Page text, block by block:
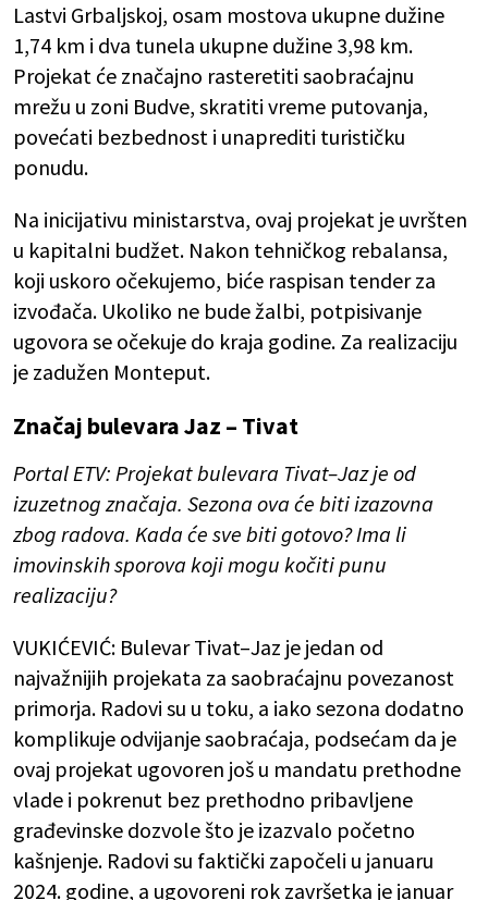
Lastvi Grbaljskoj, osam mostova ukupne dužine
1,74 km i dva tunela ukupne dužine 3,98 km.
Projekat će značajno rasteretiti saobraćajnu
mrežu u zoni Budve, skratiti vreme putovanja,
povećati bezbednost i unaprediti turističku
ponudu.
Na inicijativu ministarstva, ovaj projekat je uvršten
u kapitalni budžet. Nakon tehničkog rebalansa,
koji uskoro očekujemo, biće raspisan tender za
izvođača. Ukoliko ne bude žalbi, potpisivanje
ugovora se očekuje do kraja godine. Za realizaciju
je zadužen Monteput.
Značaj bulevara Jaz – Tivat
Portal ETV: Projekat bulevara Tivat–Jaz je od
izuzetnog značaja. Sezona ova će biti izazovna
zbog radova. Kada će sve biti gotovo? Ima li
imovinskih sporova koji mogu kočiti punu
realizaciju?
VUKIĆEVIĆ: Bulevar Tivat–Jaz je jedan od
najvažnijih projekata za saobraćajnu povezanost
primorja. Radovi su u toku, a iako sezona dodatno
komplikuje odvijanje saobraćaja, podsećam da je
ovaj projekat ugovoren još u mandatu prethodne
vlade i pokrenut bez prethodno pribavljene
građevinske dozvole što je izazvalo početno
kašnjenje. Radovi su faktički započeli u januaru
2024. godine, a ugovoreni rok završetka je januar